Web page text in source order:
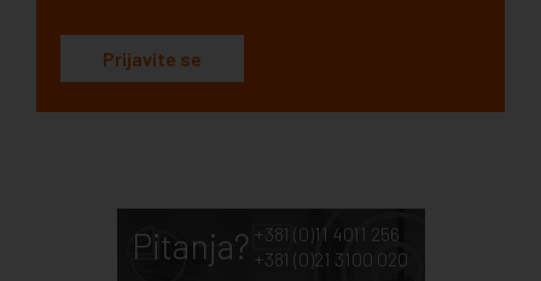
Pitanja? +381 (0)11 4011 256
+381 (0)21 3100 020
Prijavite se